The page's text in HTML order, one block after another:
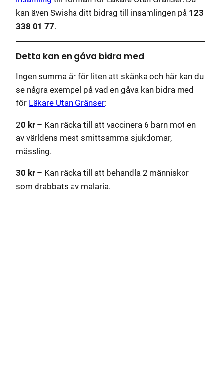
kan även Swisha ditt bidrag till insamlingen på 123
338 01 77.
Detta kan en gåva bidra med
Ingen summa är för liten att skänka och här kan du
se några exempel på vad en gåva kan bidra med
för Läkare Utan Gränser:
20 kr – Kan räcka till att vaccinera 6 barn mot en
av världens mest smittsamma sjukdomar,
mässling.
30 kr – Kan räcka till att behandla 2 människor
som drabbats av malaria.